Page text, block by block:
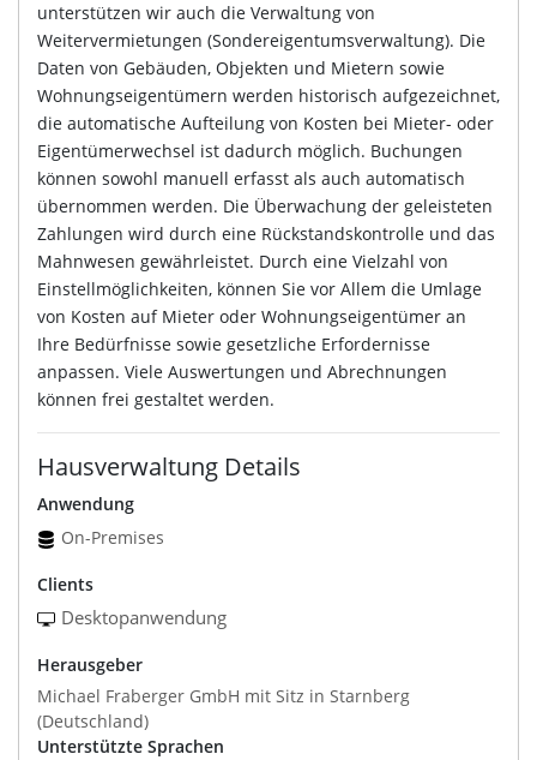
unterstützen wir auch die Verwaltung von
Weitervermietungen (Sondereigentumsverwaltung). Die
Daten von Gebäuden, Objekten und Mietern sowie
Wohnungseigentümern werden historisch aufgezeichnet,
die automatische Aufteilung von Kosten bei Mieter- oder
Eigentümerwechsel ist dadurch möglich. Buchungen
können sowohl manuell erfasst als auch automatisch
übernommen werden. Die Überwachung der geleisteten
Zahlungen wird durch eine Rückstandskontrolle und das
Mahnwesen gewährleistet. Durch eine Vielzahl von
Einstellmöglichkeiten, können Sie vor Allem die Umlage
von Kosten auf Mieter oder Wohnungseigentümer an
Ihre Bedürfnisse sowie gesetzliche Erfordernisse
anpassen. Viele Auswertungen und Abrechnungen
können frei gestaltet werden.
Hausverwaltung Details
Anwendung
On-Premises
Clients
Desktopanwendung
Herausgeber
Michael Fraberger GmbH mit Sitz in Starnberg
(Deutschland)
Unterstützte Sprachen